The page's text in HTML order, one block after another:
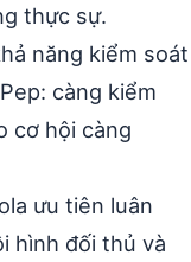
thực sự.
năng kiểm soát
càng kiểm
cơ hội càng
ưu tiên luân
hình đối thủ và